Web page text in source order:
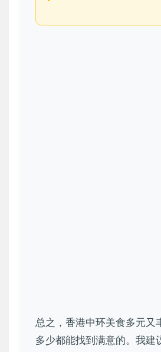
总之，香港中环美食多元又
多少都能找到满意的。我建